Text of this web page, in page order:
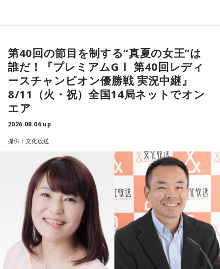
05. Paris-Nice
06. Journey To Aurora
07. Last Train To Summer
08. Black Ice
09. TANBI（耽美）
＜かつしかトリオライブ情報＞
『かつしかトリオ COBALT EXPRESS TOUR 2026』
10月24日（土）@東京 かつしかシンフォニーヒルズ モーツ
ァルトホール ※ソールドアウト！
10月31日（土）@福岡 福岡市民ホール 中ホール
11月03日（火・祝）@大阪 森ノ宮ピロティホール
11月07日（土）@愛知 中日ホール
10/12(月・祝) 出演
ao / 青木陽菜 / ELEVEN OCEAN / インタールード / V;error /
汐れいら / aint lindy / Esteban / Ettone / ENEMY FLECK /
えんぷてい / o_all / All I Clacks / OSHIKIKEIGO / OddRe: / お
風呂と街灯 / カドマチ / 上川周平とじゃがいもフィルハーモ
Guiano / Ku:ui / kurage / クレイジーウォウウォ!! / Groggy-
Froggy / #KTCHAN / KEPURA / 声にならないよ / Cosmic
Mauve / こたに / THE・ステレオギャング / 最強マンボウ修
羅ぼうや / サウルス / Sakurashimeji / THE CLOCKWISE / 笹
川真生 / さちかぜあきの / 砂月凜々香 / さとう。 / sanetii /
ざらばんし / THE ALTO / The_eek / JIJIM / シベリアンハス
キー / 寿理 / XinU / zoo zoo sea / STRAWDAY / すなお / スラ
ンプガール / sorato(band) / DURDN / 多次元制御機構よだか
/ Dannie May / タヌ-Tanu- / チセツナガラ / つきみ / でかく
てまるい。 / TENSONG / 友成空 / TRAёLL / トンボコープ /
7co / ナナヲアカリ / niina / Name the Night / 猫背のネイビ
います。大学進学ではなくプロの道を志した理由を、教えて
いただけますか？ また、高校時代に学んだことでプロの世
界でも役立っていることがあれば教えてください。
プロ野球という最高峰の環境でプレーしたかったので、高卒
でのプロを目指して入学しました。
川和高校野球部監督の平野先生に週一回コメントを貰ってい
役立っています。
13．入団テストでは1球ごとに『今の球はどうでしたか？』
と確認していたそうですが、
プロに入って、自分の感覚と実
際のデータがいちばん違っていた球はありますか？
ストレート（自分が思っていたより空振りが取れる球質をし
ていました）
★濱岡蒼太（はまおか・そうた）
2007年10月10日生ま
れ。神奈川県横浜市出身。左投げ左打ち、投手。川和高校か
済にとって相当なダメージがあるんじゃないか、という気が
してなりません。特に政治というか統治の手法というか。要
するに国を治めるとき、過去の総理大臣って特に昔は派閥の
長、外務大臣、大蔵大臣を務めた人がなって。総理大臣に就
いたときに基本的な事項の知識は相当、あったわけです。知
識があることが総理大臣の条件だとは言いません。でもそれ
のない人がなったなら、もう少し人の話を聴くべきではない
「初の女性総理で、近年多かった世襲でもない。外務大
臣や財務大臣の経験もない。裏を返せば旧来型の政治の文脈
の中とは違うかたちで出てきたと。肯定的にとらえている人
も多いと思うんです。ただ外交の話でいうと、ずいぶん前の
話ですが、例の『台湾有事は存立危機事態だ』発言で中国と
の関係がおかしくなった。あれは迂闊というか知識がなかっ
たのか、あるいは意図的な発言だったのか」
第40回の節目を制する“真夏の女王”は
誰だ！『プレミアムGⅠ 第40回レディ
ースチャンピオン優勝戦 実況中継』
8/11（火・祝）全国14局ネットでオン
エア
2026.08.06 up
提供：文化放送